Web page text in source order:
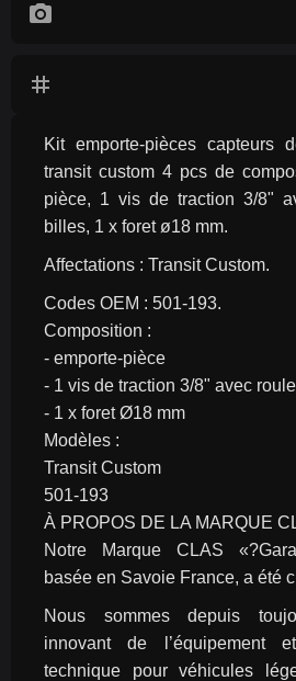
photo_camera
tag
Kit emporte-pièces capteurs
transit custom 4 pcs de
pièce, 1 vis de traction 3/8"
billes, 1 x foret ø18 mm.
Affectations : Transit Custom.
Codes OEM : 501-193.
Composition :
- emporte-pièce
- 1 vis de traction 3/8" avec
- 1 x foret Ø18 mm
Modèles :
Transit Custom
501-193
À PROPOS DE LA MARQUE
Notre Marque CLAS
basée en Savoie France, a été
Nous sommes depuis
innovant de l’équipement
technique pour véhicules